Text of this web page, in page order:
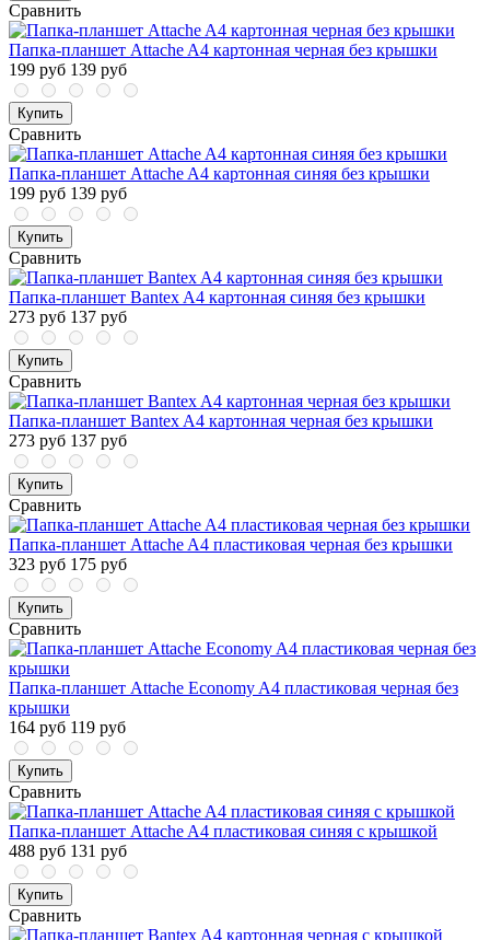
Сравнить
Папка-планшет Attache A4 картонная черная без крышки
199 руб 139 руб
Купить
Сравнить
Папка-планшет Attache A4 картонная синяя без крышки
199 руб 139 руб
Купить
Сравнить
Папка-планшет Bantex A4 картонная синяя без крышки
273 руб 137 руб
Купить
Сравнить
Папка-планшет Bantex A4 картонная черная без крышки
273 руб 137 руб
Купить
Сравнить
Папка-планшет Attache A4 пластиковая черная без крышки
323 руб 175 руб
Купить
Сравнить
Папка-планшет Attache Economy A4 пластиковая черная без
крышки
164 руб 119 руб
Купить
Сравнить
Папка-планшет Attache A4 пластиковая синяя с крышкой
488 руб 131 руб
Купить
Сравнить